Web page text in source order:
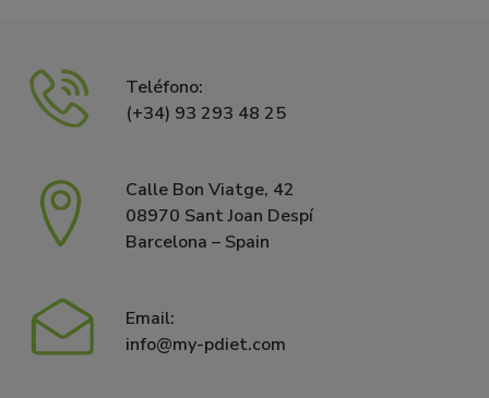
Teléfono:
(+34) 93 293 48 25
Calle Bon Viatge, 42
08970 Sant Joan Despí
Barcelona – Spain
Email:
info@my-pdiet.com